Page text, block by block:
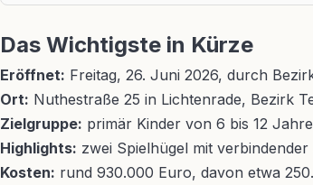
Das Wichtigste in Kürze
Eröffnet: Freitag, 26. Juni 2026, durch
Ort: Nuthestraße 25 in Lichtenrade, Bezirk
Zielgruppe: primär Kinder von 6 bis 12
Highlights: zwei Spielhügel mit
Kosten: rund 930.000 Euro, davon etwa